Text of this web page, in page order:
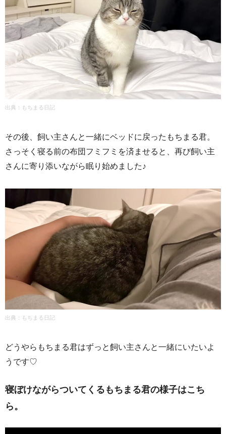
出典： もちまる日記
その後、飼い主さんと一緒にベッドに戻ったもちまる君。
さっそく寝る前の布団フミフミを済ませると、再び飼い主
さんに寄り添いながら眠り始めました♪
出典：もちまる日記
どうやらもちまる君はずっと飼い主さんと一緒にいたいよ
うです♡
寝ぼけながらついてくるもちまる君の様子はこち
ら。